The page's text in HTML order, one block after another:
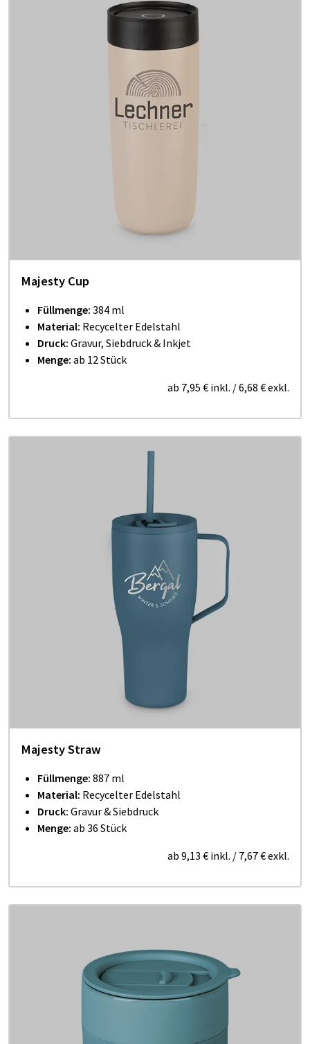
Majesty Cup
Füllmenge: 384 ml
Material: Recycelter Edelstahl
Druck: Gravur, Siebdruck & Inkjet
Menge: ab 12 Stück
ab 7,95 € inkl. /6,68 €exkl.
Majesty Straw
Füllmenge: 887 ml
Material: Recycelter Edelstahl
Druck: Gravur & Siebdruck
Menge: ab 36 Stück
ab 9,13 € inkl. / 7,67 €exkl.